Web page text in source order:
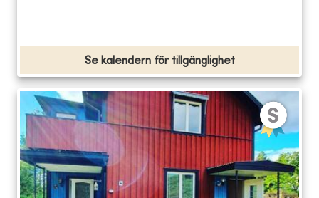
Se kalendern för tillgänglighet